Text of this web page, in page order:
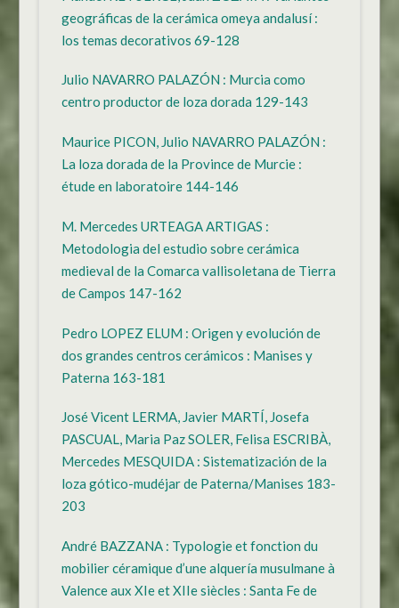
geográficas de la cerámica omeya andalusí :
los temas decorativos 69-128
Julio NAVARRO PALAZÓN : Murcia como
centro productor de loza dorada 129-143
Maurice PICON, Julio NAVARRO PALAZÓN :
La loza dorada de la Province de Murcie :
étude en laboratoire 144-146
M. Mercedes URTEAGA ARTIGAS :
Metodologia del estudio sobre cerámica
medieval de la Comarca vallisoletana de Tierra
de Campos 147-162
Pedro LOPEZ ELUM : Origen y evolución de
dos grandes centros cerámicos : Manises y
Paterna 163-181
José Vicent LERMA, Javier MARTÍ, Josefa
PASCUAL, Maria Paz SOLER, Felisa ESCRIBÀ,
Mercedes MESQUIDA : Sistematización de la
loza gótico-mudéjar de Paterna/Manises 183-
203
André BAZZANA : Typologie et fonction du
mobilier céramique d’une alquería musulmane à
Valence aux XIe et XIIe siècles : Santa Fe de